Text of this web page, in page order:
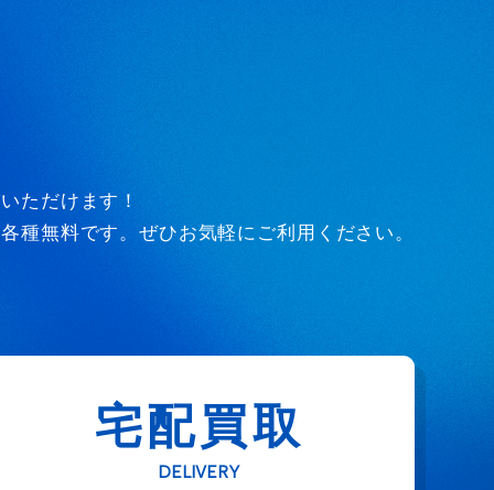
ただけます！
種無料です。ぜひお気軽にご利用ください。
宅配買取
DELIVERY